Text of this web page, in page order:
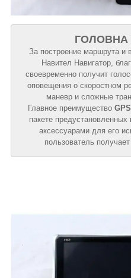
ГОЛОВНА
За построение маршрута и
Навител Навигатор,
своевременно получит
оповещения о скоростном
маневр и сложные
Главное преимущество
пакете
аксессуарами для его
пользователь